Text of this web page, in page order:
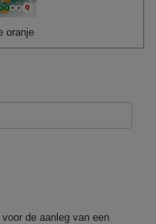
oranje
de aanleg van een